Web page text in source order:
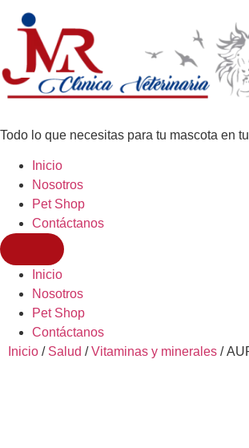
Todo lo que necesitas para tu mascota en
Inicio
Nosotros
Pet Shop
Contáctanos
Inicio
Nosotros
Pet Shop
Contáctanos
Inicio / Salud /Vitaminas y minerales /